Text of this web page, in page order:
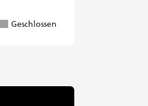
Geschlossen